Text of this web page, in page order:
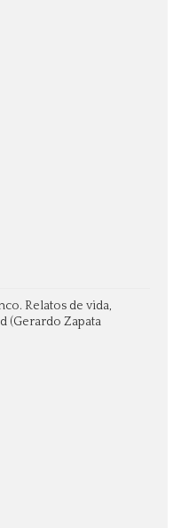
Relatos de vida,
(Gerardo Zapata